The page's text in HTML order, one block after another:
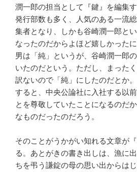
潤一郎の担当として『鍵』を編集
発行部数も多く、人気のある一流
集者となり、しかも谷崎潤一郎と
なったのだからよほど嬉しかった
男は「純」というが、谷崎潤一郎
いたのだという。ただし、まった
訳ないので「純」にしたのだとか
すると、中央公論社に入社する以
とを尊敬していたことになるのだ
なものだったのだろう。
そのことがうかがい知れる文章が
る。あとがきの書き出しは、漁に
ちを弔う謙錠の母の思い出からは